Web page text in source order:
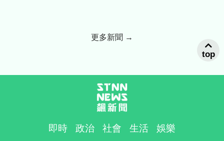
更多新聞 →
即時 政治 社會 生活 娛樂
top